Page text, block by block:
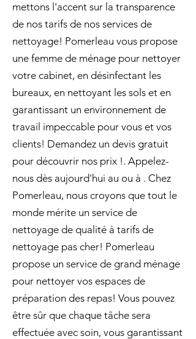
mettons l'accent sur la transparence
de nos tarifs de nos services de
nettoyage! Pomerleau vous propose
une femme de ménage pour nettoyer
votre cabinet, en désinfectant les
bureaux, en nettoyant les sols et en
garantissant un environnement de
travail impeccable pour vous et vos
clients! Demandez un devis gratuit
pour découvrir nos prix !. Appelez-
nous dès aujourd'hui au ou à . Chez
Pomerleau, nous croyons que tout le
monde mérite un service de
nettoyage de qualité à tarifs de
nettoyage pas cher! Pomerleau
propose un service de grand ménage
pour nettoyer vos espaces de
préparation des repas! Vous pouvez
être sûr que chaque tâche sera
effectuée avec soin, vous garantissant